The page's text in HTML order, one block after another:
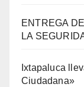
ENTREGA
LA
Ixtapaluca
Ciudadana»